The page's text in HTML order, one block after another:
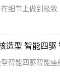
细节上做到极致
造型 智能四驱
智能四驱智能座